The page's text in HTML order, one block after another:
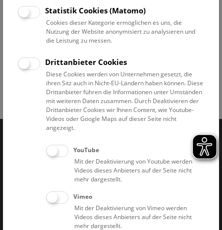
Einhaltung wissenschaftlicher Standards. Die
Zusammenarbeit findet sowohl direkt im Museum als auch
über Online-Plattformen statt.
Aktuelle Projekte der Vogelsammlung:
Wiener Turmfalkenprojekt
Follow us on Facebook
BlueskyInstagram
YoutubeLinkedInGoogle
Naturhistorisches Museum Wien © 2026
Impressum & AGB
Datenschutz
Statistik Cookies (Matomo)
Cookies dieser Kategorie ermöglichen es uns, die
Nutzung der Website anonymisiert zu analysieren und
die Leistung zu messen.
Drittanbieter Cookies
Diese Cookies werden von Unternehmen gesetzt, die
ihren Sitz auch in Nicht-EU-Ländern haben können. Diese
Drittanbieter führen die Informationen unter Umständen
mit weiteren Daten zusammen. Durch Deaktivieren der
Drittanbieter Cookies wir Ihnen Content, wie Youtube-
Videos oder Google Maps auf dieser Seite nicht
angezeigt.
YouTube
Mit der Deaktivierung von Youtube werden
Videos dieses Anbieters auf der Seite nicht
mehr dargestellt.
Vimeo
Mit der Deaktivierung von Vimeo werden
Videos dieses Anbieters auf der Seite nicht
mehr dargestellt.